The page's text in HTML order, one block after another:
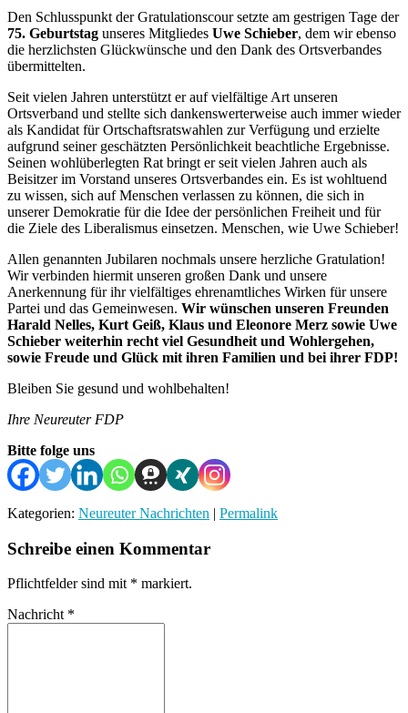
Den Schlusspunkt der Gratulationscour setzte am gestrigen Tage der
75. Geburtstag unseres Mitgliedes Uwe Schieber, dem wir ebenso
die herzlichsten Glückwünsche und den Dank des Ortsverbandes
übermittelten.
Seit vielen Jahren unterstützt er auf vielfältige Art unseren
Ortsverband und stellte sich dankenswerterweise auch immer wieder
als Kandidat für Ortschaftsratswahlen zur Verfügung und erzielte
aufgrund seiner geschätzten Persönlichkeit beachtliche Ergebnisse.
Seinen wohlüberlegten Rat bringt er seit vielen Jahren auch als
Beisitzer im Vorstand unseres Ortsverbandes ein. Es ist wohltuend
zu wissen, sich auf Menschen verlassen zu können, die sich in
unserer Demokratie für die Idee der persönlichen Freiheit und für
die Ziele des Liberalismus einsetzen. Menschen, wie Uwe Schieber!
Allen genannten Jubilaren nochmals unsere herzliche Gratulation!
Wir verbinden hiermit unseren großen Dank und unsere
Anerkennung für ihr vielfältiges ehrenamtliches Wirken für unsere
Partei und das Gemeinwesen. Wir wünschen unseren Freunden
Harald Nelles, Kurt Geiß, Klaus und Eleonore Merz sowie Uwe
Schieber weiterhin recht viel Gesundheit und Wohlergehen,
sowie Freude und Glück mit ihren Familien und bei ihrer FDP!
Bleiben Sie gesund und wohlbehalten!
Ihre Neureuter FDP
Bitte folge uns
Kategorien: Neureuter Nachrichten | Permalink
Schreibe einen Kommentar
Pflichtfelder sind mit * markiert.
Nachricht *